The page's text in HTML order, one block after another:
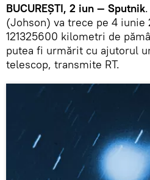
BUCUREȘTI, 2 iun — Sputnik
(Johson) va trece pe 4 iunie
121325600 kilometri de
putea fi urmărit cu ajutorul
telescop, transmite RT.